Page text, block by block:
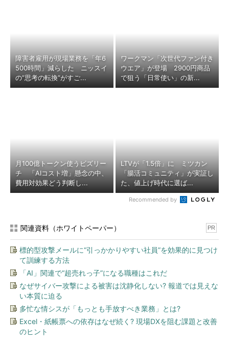
障害者雇用が現場業務を「年6
500時間」減らした ニッスイ
の“思考の転換”がすご...
ワークマン「次世代ファン付き
ウエア」が登場 2900円商品
で狙う「日常使い」の新...
月100億トークン使うビズリー
チ 「AIコスト増」懸念の中、
費用対効果どう判断し...
LTVが「1.5倍」に ミツカン
「腸活コミュニティ」が実証し
た、値上げ時代に選ば...
Recommended by
関連資料（ホワイトペーパー） PR
標的型攻撃メールに“引っかかりやすい社員”を効果的に見つけ
て訓練する方法
「AI」関連で“超売れっ子”になる職種はこれだ
なぜサイバー攻撃による被害は沈静化しない? 報道では見えな
い本質に迫る
多忙な情シスが「もっとも手放すべき業務」とは?
Excel・紙帳票への依存はなぜ続く? 現場DXを阻む課題と改善
のヒント